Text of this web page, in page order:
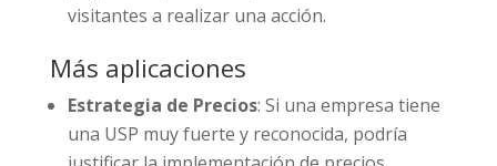
visitantes a realizar una acción.
Más aplicaciones
Estrategia de Precios: Si una empresa tiene
una USP muy fuerte y reconocida, podría